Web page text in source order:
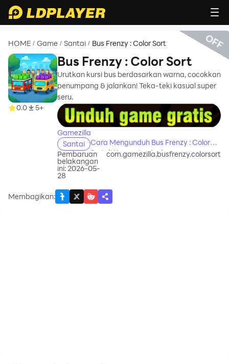
HOME / Game / Santai / Bus Frenzy : Color Sort
0.0 5+
Bus Frenzy : Color Sort
Urutkan kursi bus berdasarkan warna, cocokkan
penumpang & jalankan! Teka-teki kasual super
seru.
recommend
Gamezilla
Santai
Cara Mengunduh Bus Frenzy : Color
Sort di Komputer Anda
Pembaruan
belakangan
ini: 2026-05-
28
com.gamezilla.busfrenzy.colorsort
Membagikan:
OFF